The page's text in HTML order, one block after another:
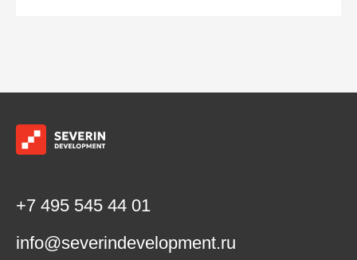
+7 495 545 44 01
info@severindevelopment.ru